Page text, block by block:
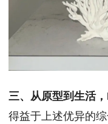
三、从原型到生活
得益于上述优异的